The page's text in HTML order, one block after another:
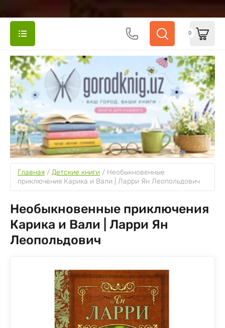
0
Главная / Детские книги / Необыкновенные
приключения Карика и Вали | Ларри Ян Леопольдович
Необыкновенные приключения
Карика и Вали | Ларри Ян
Леопольдович